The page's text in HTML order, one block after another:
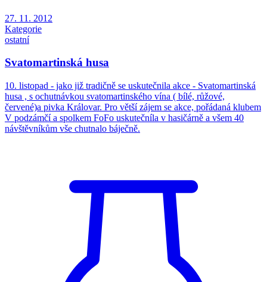
27. 11. 2012
Kategorie
ostatní
Svatomartinská husa
10. listopad - jako již tradičně se uskutečnila akce - Svatomartinská
husa , s ochutnávkou svatomartinského vína ( bílé, růžové,
červené)a pivka Královar. Pro větší zájem se akce, pořádaná klubem
V podzámčí a spolkem FoFo uskutečníla v hasičárně a všem 40
návštěvníkům vše chutnalo báječně.